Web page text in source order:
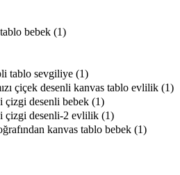
bebek (1)
tablo sevgiliye (1)
çiçek desenli kanvas tablo evlilik (1)
çizgi desenli bebek (1)
çizgi desenli-2 evlilik (1)
kanvas tablo bebek (1)